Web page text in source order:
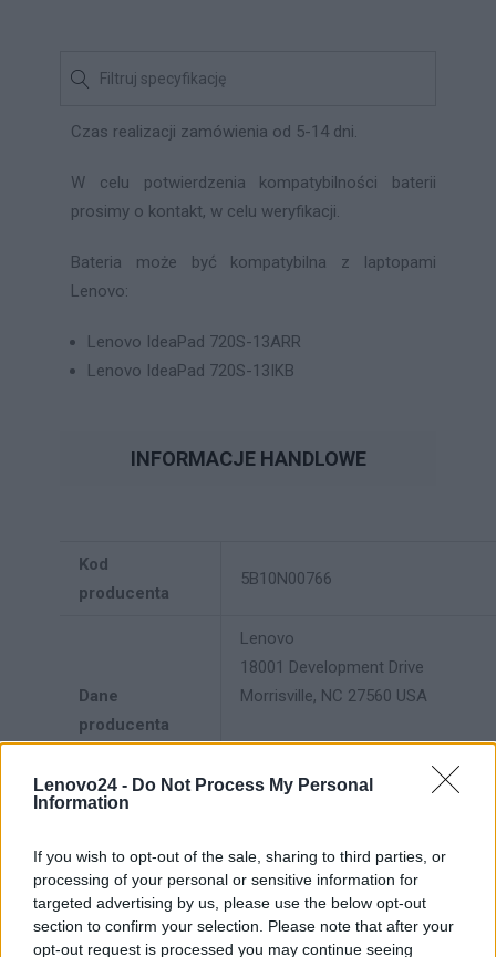
Lenovo24 - Do Not Process My Personal
Information
If you wish to opt-out of the sale, sharing to third parties, or
processing of your personal or sensitive information for
targeted advertising by us, please use the below opt-out
section to confirm your selection. Please note that after your
opt-out request is processed you may continue seeing
Czas realizacji zamówienia od 5-14 dni.
W celu potwierdzenia kompatybilności baterii
prosimy o kontakt, w celu weryfikacji.
Bateria może być kompatybilna z laptopami
Lenovo:
Lenovo IdeaPad 720S-13ARR
Lenovo IdeaPad 720S-13IKB
INFORMACJE HANDLOWE
Kod
producenta
5B10N00766
Dane
producenta
Lenovo
18001 Development Drive
Morrisville, NC 27560 USA
https://lenovo.com
Podmiot
odpowiedzialny
o.o.
ul. Gottlieba Daimlera 1
02-460 Warszawa
info_pl@lenovo.com